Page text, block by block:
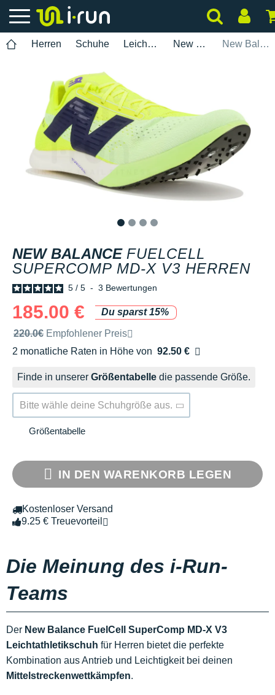
Herren Schuhe Leichtathletik New Balance New Balance FuelCell SuperComp MD-X V3 Herren
NEW BALANCE FUELCELL
SUPERCOMP MD-X V3 HERREN
5 / 5 - 3 Bewertungen
185.00 €
Du sparst 15%
Unverbindliche Preisempfehlung der Marke
220.0€ Empfohlener Preis
2 monatliche Raten in Höhe von 92.50 €
Ohne Zusatzkosten
Finde in unserer Größentabelle die passende Größe.
Bitte wähle deine Schuhgröße aus.
Größentabelle
IN DEN WARENKORB LEGEN
Kostenloser Versand
9.25 € Treuevorteil
Die Meinung des i-Run-
Teams
Der New Balance FuelCell SuperComp MD-X V3
Leichtathletikschuh für Herren bietet die perfekte
Kombination aus Antrieb und Leichtigkeit bei deinen
Mittelstreckenwettkämpfen.